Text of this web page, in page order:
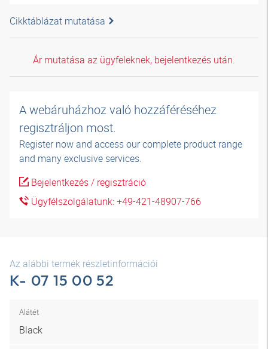
Cikktáblázat mutatása
Ár mutatása az ügyfeleknek, bejelentkezés után.
A webáruházhoz való hozzáféréséhez
regisztráljon most.
Register now and access our complete product range
and many exclusive services.
Bejelentkezés / regisztráció
Ügyfélszolgálatunk: +49-421-48907-766
Az alábbi termék részletinformációi
K- 07 15 00 52
Alátét
Black